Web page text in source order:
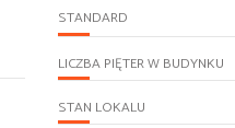
STANDARD
LICZBA PIĘTER W BUDYNKU
STAN LOKALU